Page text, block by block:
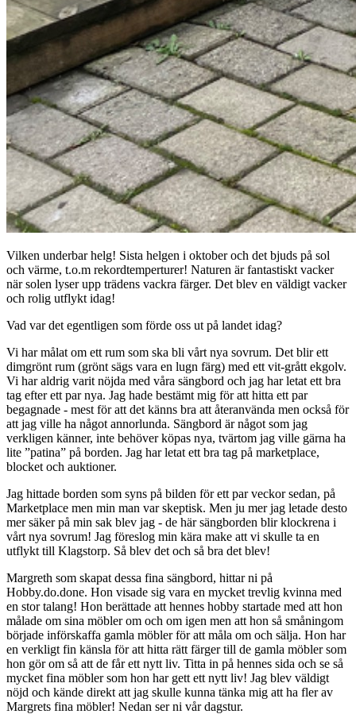
Vilken underbar helg! Sista helgen i oktober och det bjuds på sol
och värme, t.o.m rekordtemperturer! Naturen är fantastiskt vacker
när solen lyser upp trädens vackra färger. Det blev en väldigt vacker
och rolig utflykt idag!
Vad var det egentligen som förde oss ut på landet idag?
Vi har målat om ett rum som ska bli vårt nya sovrum. Det blir ett
dimgrönt rum (grönt sägs vara en lugn färg) med ett vit-grått ekgolv.
Vi har aldrig varit nöjda med våra sängbord och jag har letat ett bra
tag efter ett par nya. Jag hade bestämt mig för att hitta ett par
begagnade - mest för att det känns bra att återanvända men också för
att jag ville ha något annorlunda. Sängbord är något som jag
verkligen känner, inte behöver köpas nya, tvärtom jag ville gärna ha
lite ”patina” på borden. Jag har letat ett bra tag på marketplace,
blocket och auktioner.
Jag hittade borden som syns på bilden för ett par veckor sedan, på
Marketplace men min man var skeptisk. Men ju mer jag letade desto
mer säker på min sak blev jag - de här sängborden blir klockrena i
vårt nya sovrum! Jag föreslog min kära make att vi skulle ta en
utflykt till Klagstorp. Så blev det och så bra det blev!
Margreth som skapat dessa fina sängbord, hittar ni på
Hobby.do.done. Hon visade sig vara en mycket trevlig kvinna med
en stor talang! Hon berättade att hennes hobby startade med att hon
målade om sina möbler om och om igen men att hon så småningom
började införskaffa gamla möbler för att måla om och sälja. Hon har
en verkligt fin känsla för att hitta rätt färger till de gamla möbler som
hon gör om så att de får ett nytt liv. Titta in på hennes sida och se så
mycket fina möbler som hon har gett ett nytt liv! Jag blev väldigt
nöjd och kände direkt att jag skulle kunna tänka mig att ha fler av
Margrets fina möbler! Nedan ser ni vår dagstur.